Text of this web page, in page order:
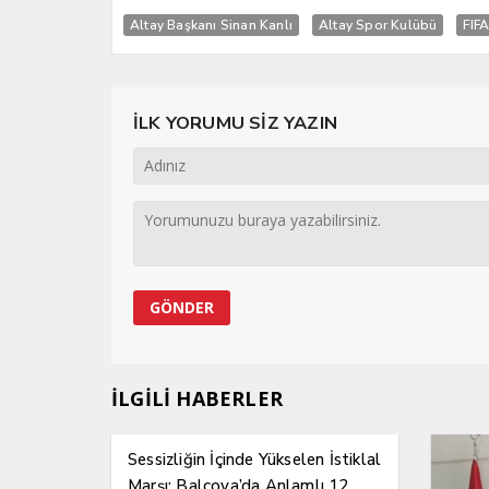
Altay Başkanı Sinan Kanlı Altay Spor Kulübü FIFA
İLK YORUMU SİZ YAZIN
İLGİLİ HABERLER
Sessizliğin İçinde Yükselen İstiklal